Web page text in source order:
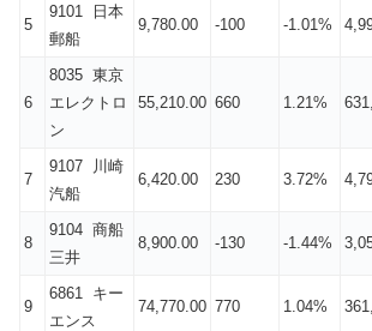
5
9101 日本
郵船
9,780.00 -100 -1.01%
6
8035 東京
エレクトロ
ン
55,210.00 660 1.21%
7
9107 川崎
汽船
6,420.00 230 3.72%
8
9104 商船
三井
8,900.00 -130 -1.44%
9
6861 キー
エンス
74,770.00 770 1.04%